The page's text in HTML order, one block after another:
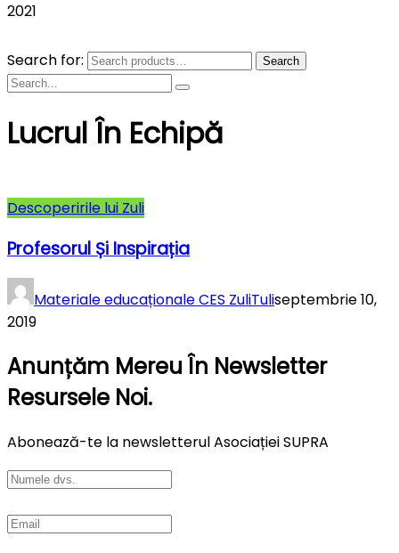
2021
Search for: Search
Lucrul În Echipă
Descoperirile lui Zuli
Profesorul Și Inspirația
Materiale educaționale CES ZuliTuliseptembrie 10,
2019
Anunțăm Mereu În Newsletter
Resursele Noi.
Abonează-te la newsletterul Asociației SUPRA